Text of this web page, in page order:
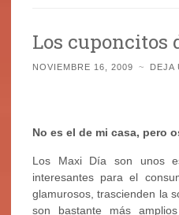
Los cuponcitos
NOVIEMBRE 16, 2009 ~ DEJA
No es el de mi casa, pero
Los Maxi Día son unos
interesantes para el
glamurosos, trascienden la
son bastante más